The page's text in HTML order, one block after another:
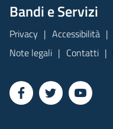
Bandi e Servizi
Privacy Accessibilità
Note legali
Contatti